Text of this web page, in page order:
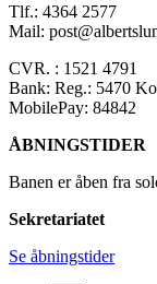
Tlf.: 4364 2577
Mail:
CVR. : 1521 4791
Bank: Reg.: 5470
MobilePay: 84842
ÅBNINGSTIDER
Banen er åben fra
Sekretariatet
Se åbningstider